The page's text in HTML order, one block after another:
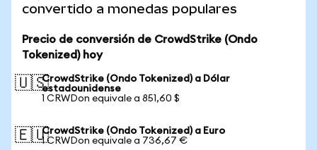
convertido a monedas populares
Precio de conversión de CrowdStrike (Ondo
Tokenized) hoy
🇺🇸CrowdStrike (Ondo Tokenized) a Dólar
estadounidense
1 CRWDon equivale a 851,60 $
🇪🇺CrowdStrike (Ondo Tokenized) a Euro
1 CRWDon equivale a 736,67 €